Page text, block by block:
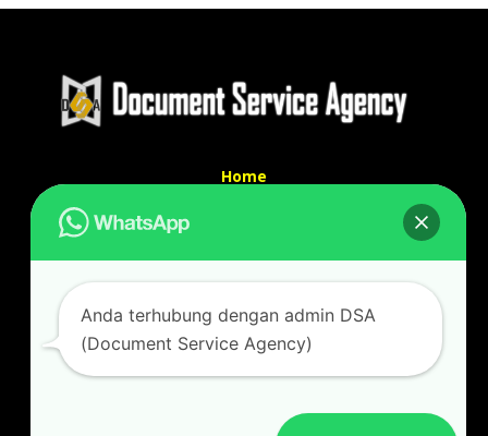
Home
Kontak kami
Alamat kantor :
Jl Swadaya Pam No 6 Rt 006 Rw 007 Jatinegara,
Cakung, Jakarta Timur 13930
(Dekat Mesjid Al Marzukiyah Swadaya Pam)
Anda terhubung dengan admin DSA
(Document Service Agency)